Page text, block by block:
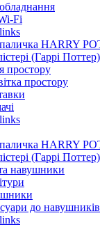
Fi
простору
простору
навушники
до навушників